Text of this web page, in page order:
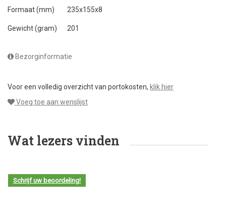
Formaat (mm) 235x155x8
Gewicht (gram) 201
Bezorginformatie
Voor een volledig overzicht van portokosten, klik hier
Voeg toe aan wenslijst
Wat lezers vinden
Schrijf uw beoordeling!